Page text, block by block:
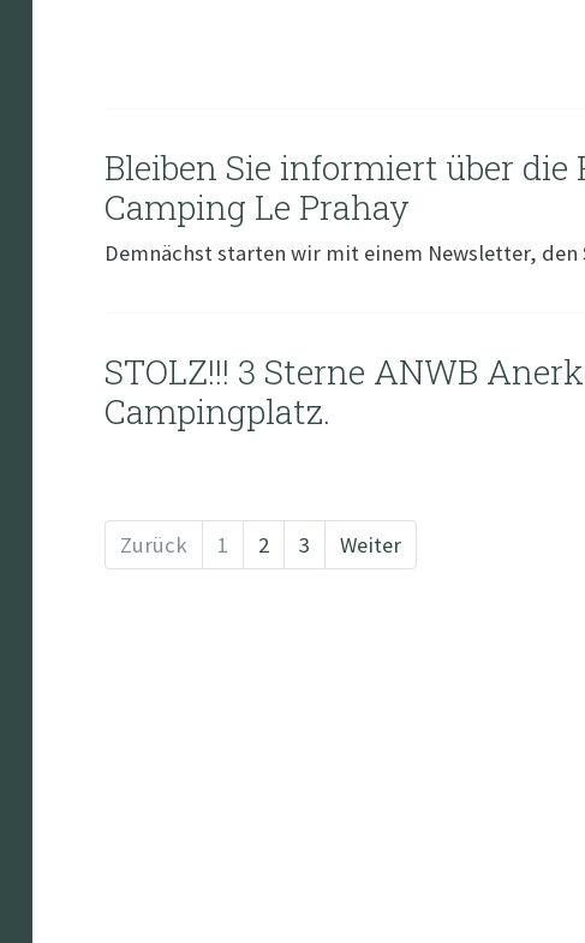
Bleiben Sie informiert über die
Camping Le Prahay
Demnächst starten wir mit einem Newsletter, den
STOLZ!!! 3 Sterne ANWB
Campingplatz.
Zurück 1 2 3 Weiter